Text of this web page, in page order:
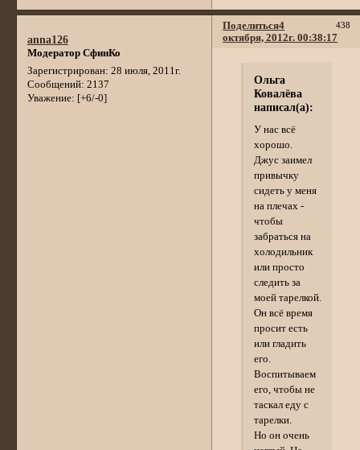
Поделиться 438
4
октября, 2012г. 00:38:17
anna126
Модератор СфинКо
Зарегистрирован: 28 июля, 2011г.
Сообщений: 2137
Уважение: [+6/-0]
Ольга
Ковалёва
написал(а):
У нас всё
хорошо.
Джус заимел
привычку
сидеть у меня
на плечах -
чтобы
забраться на
холодильник
или просто
следить за
моей тарелкой.
Он всё время
просит есть
или гладить
его.
Воспитываем
его, чтобы не
таскал еду с
тарелки.
Но он очень